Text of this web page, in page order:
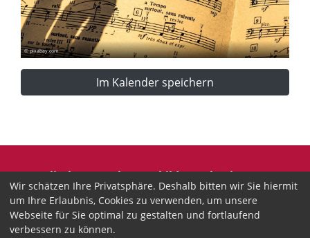
© pixabay.com
Im Kalender speichern
Evangelische Erwachsenenbildung Thüringen
Wir sind anerkannter freier Träger der
Erwachsenenbildung in Thüringen.
Landesgeschäftsstelle
Wir schätzen Ihre Privatsphäre. Deshalb bitten wir Sie hiermit
um Ihre Erlaubnis, Cookies zu verwenden, um unsere
Webseite für Sie optimal zu gestalten und fortlaufend
verbessern zu können.